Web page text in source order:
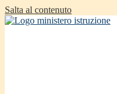
Salta al contenuto